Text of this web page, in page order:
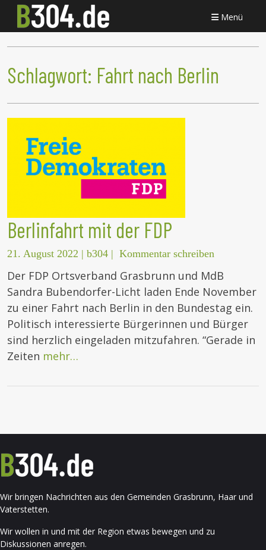
Menü
Schlagwort: Fahrt nach Berlin
Berlinfahrt mit der FDP
21. August 2022 | b304 | Kommentar schreiben
Der FDP Ortsverband Grasbrunn und MdB
Sandra Bubendorfer-Licht laden Ende November
zu einer Fahrt nach Berlin in den Bundestag ein.
Politisch interessierte Bürgerinnen und Bürger
sind herzlich eingeladen mitzufahren. “Gerade in
Zeiten mehr…
Wir bringen Nachrichten aus den Gemeinden Grasbrunn, Haar und
Vaterstetten.
Wir wollen in und mit der Region etwas bewegen und zu
Diskussionen anregen.